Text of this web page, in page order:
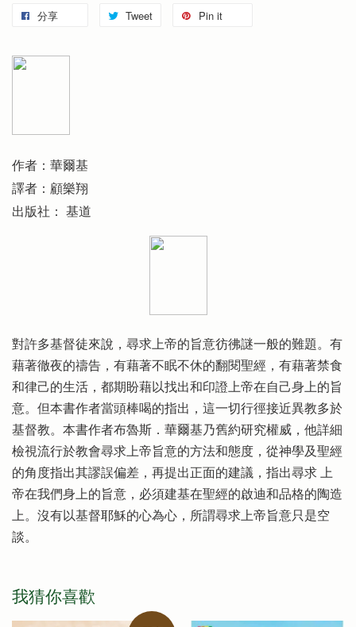
分享 Tweet Pin it
作者：華爾基
譯者：顧樂翔
出版社： 基道
對許多基督徒來說，尋求上帝的旨意彷彿謎一般的難題。有
藉著徹夜的禱告，有藉著不眠不休的翻閱聖經，有藉著禁食
和律己的生活，都期盼藉以找出和印證上帝在自己身上的旨
意。但本書作者當頭棒喝的指出，這一切行徑接近異教多於
基督教。本書作者布魯斯．華爾基乃舊約研究權威，他詳細
檢視流行於教會尋求上帝旨意的方法和態度，從神學及聖經
的角度指出其謬誤偏差，再提出正面的建議，指出尋求 上
帝在我們身上的旨意，必須建基在聖經的啟迪和品格的陶造
上。沒有以基督耶穌的心為心，所謂尋求上帝旨意只是空
談。
我猜你喜歡